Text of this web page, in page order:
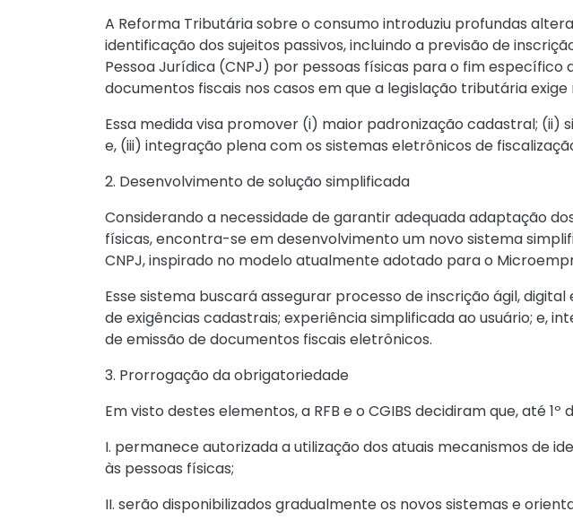
A Reforma Tributária sobre o consumo introduziu profundas
identificação dos sujeitos passivos, incluindo a previsão de
Pessoa Jurídica (CNPJ) por pessoas físicas para o fim específico
documentos fiscais nos casos em que a legislação tributária exige
Essa medida visa promover (i) maior padronização cadastral; (ii)
e, (iii) integração plena com os sistemas eletrônicos de
2. Desenvolvimento de solução simplificada
Considerando a necessidade de garantir adequada adaptação
físicas, encontra-se em desenvolvimento um novo sistema
CNPJ, inspirado no modelo atualmente adotado para o
Esse sistema buscará assegurar processo de inscrição ágil,
de exigências cadastrais; experiência simplificada ao usuário; e,
de emissão de documentos fiscais eletrônicos.
3. Prorrogação da obrigatoriedade
Em visto destes elementos, a RFB e o CGIBS decidiram que, até 1º
I. permanece autorizada a utilização dos atuais mecanismos de
às pessoas físicas;
II. serão disponibilizados gradualmente os novos sistemas e